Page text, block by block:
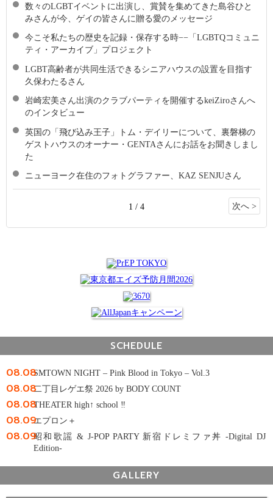
数々のLGBTイベントに出演し、賞賛を集めてきた島谷ひと
みさんが今、ゲイの皆さんに贈る愛のメッセージ
今こそ私たちの歴史を記録・保存する時−−「LGBTQコミュニ
ティ・アーカイブ」プロジェクト
LGBT高齢者が共同生活できるシニアハウスの設置を目指す
久保わたるさん
岩崎宏美さん出演のクラブパーティを開催するkeiZiroさんへ
のインタビュー
英国の「飛び込み王子」トム・デイリーについて、裏磐梯の
ゲストハウスのオーナー・GENTAさんにお話をお聞きしまし
た
ニューヨーク在住のフォトグラファー、KAZ SENJUさん
1 / 4 次へ >
SCHEDULE
08.08SMTOWN NIGHT – Pink Blood in Tokyo – Vol.3
08.08二丁目レゲエ祭 2026 by BODY COUNT
08.08THEATER high↑ school ‼
08.09エプロン＋
08.09昭和歌謡 & J-POP PARTY 新宿ドレミファ丼 -Digital DJ
Edition-
GALLERY